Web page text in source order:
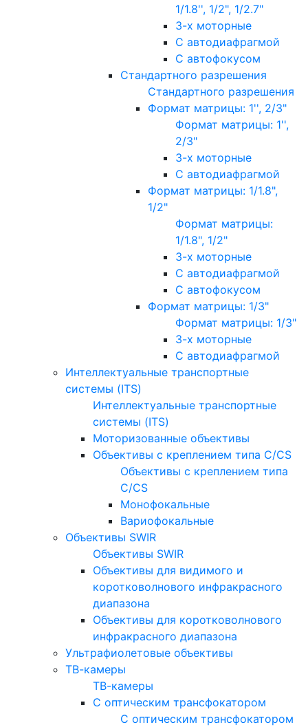
1/1.8'', 1/2", 1/2.7"
3-х моторные
С автодиафрагмой
С автофокусом
Стандартного разрешения
Стандартного разрешения
Формат матрицы: 1'', 2/3"
Формат матрицы: 1'',
2/3"
3-х моторные
С автодиафрагмой
Формат матрицы: 1/1.8",
1/2"
Формат матрицы:
1/1.8", 1/2"
3-х моторные
С автодиафрагмой
С автофокусом
Формат матрицы: 1/3"
Формат матрицы: 1/3"
3-х моторные
С автодиафрагмой
Интеллектуальные транспортные
системы (ITS)
Интеллектуальные транспортные
системы (ITS)
Моторизованные объективы
Объективы с креплением типа C/CS
Объективы с креплением типа
C/CS
Монофокальные
Вариофокальные
Объективы SWIR
Объективы SWIR
Объективы для видимого и
коротковолнового инфракрасного
диапазона
Объективы для коротковолнового
инфракрасного диапазона
Ультрафиолетовые объективы
ТВ-камеры
ТВ-камеры
С оптическим трансфокатором
С оптическим трансфокатором